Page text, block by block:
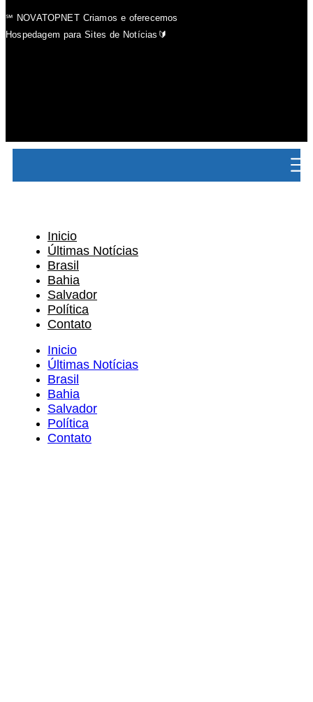
℠ NOVATOPNET Criamos e oferecemos
Hospedagem para Sites de Notícias🔰
Inicio
Últimas Notícias
Brasil
Bahia
Salvador
Política
Contato
Inicio
Últimas Notícias
Brasil
Bahia
Salvador
Política
Contato